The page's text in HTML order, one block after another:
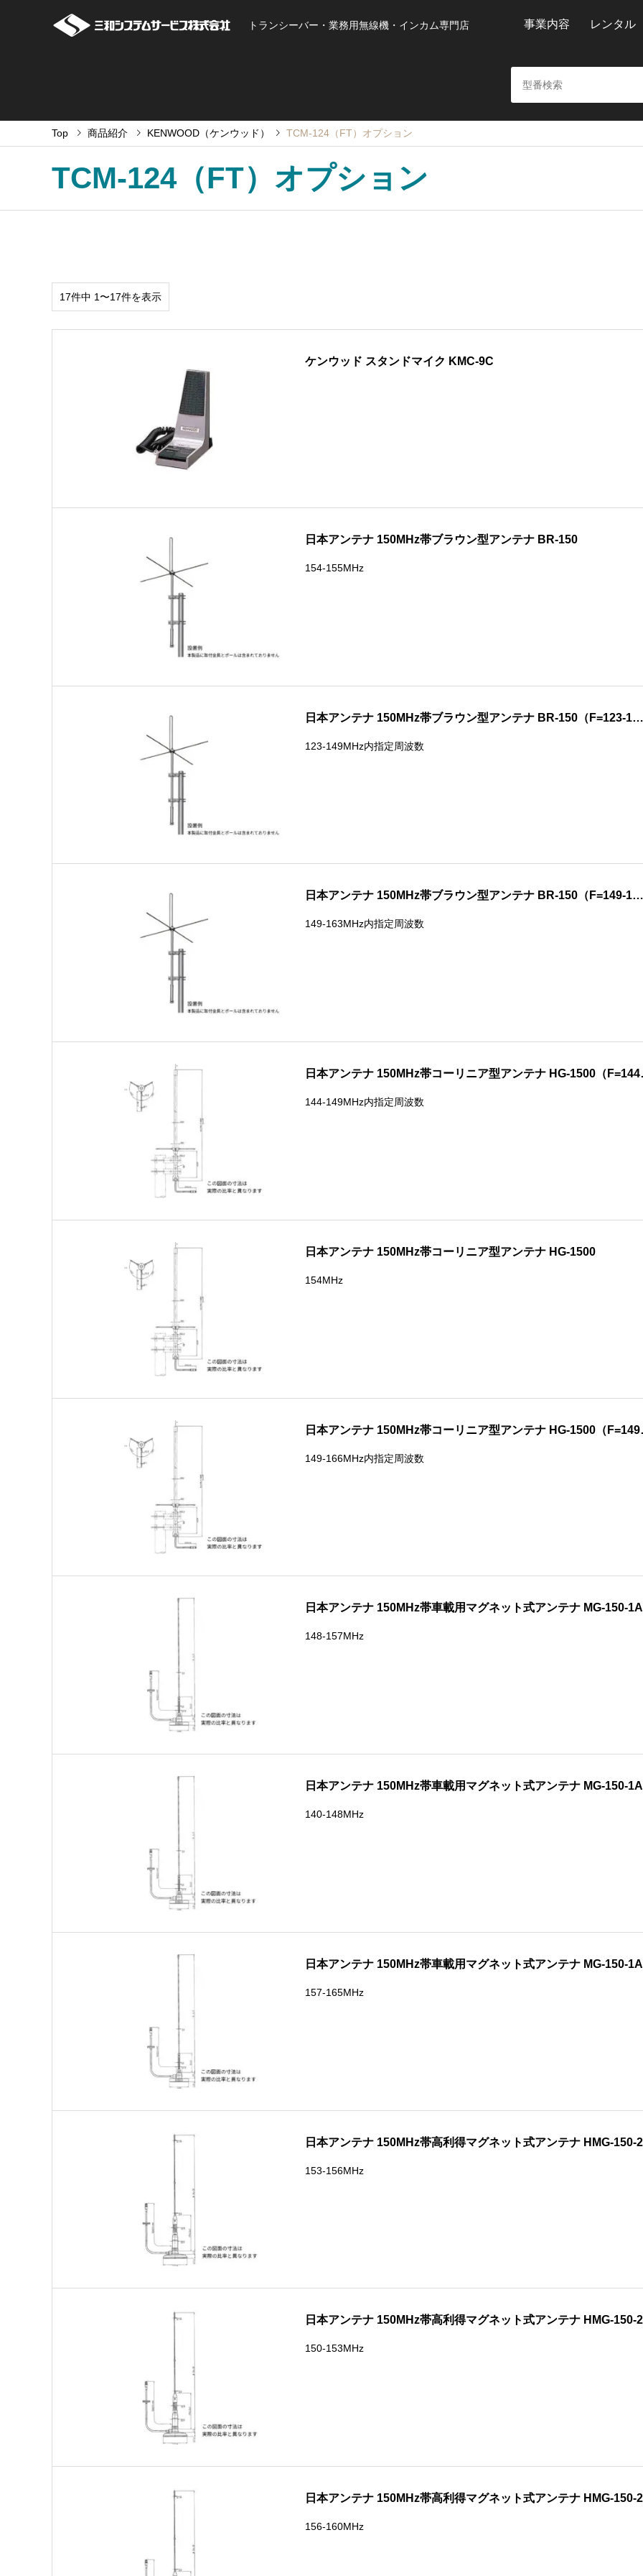
トランシーバー・業務用無線機・インカム専門店 事業内容 レンタル
Top 商品紹介 KENWOOD（ケンウッド） TCM-124（FT）オプション
TCM-124（FT）オプション
17件中 1〜17件を表示
ケンウッド スタンドマイク KMC-9C
日本アンテナ 150MHz帯ブラウン型アンテナ BR-150
154-155MHz
日本アンテナ 150MHz帯ブラウン型アンテナ BR-150（F=123-1…
123-149MHz内指定周波数
日本アンテナ 150MHz帯ブラウン型アンテナ BR-150（F=149-1…
149-163MHz内指定周波数
日本アンテナ 150MHz帯コーリニア型アンテナ HG-1500（
144-149MHz内指定周波数
日本アンテナ 150MHz帯コーリニア型アンテナ HG-1500
154MHz
日本アンテナ 150MHz帯コーリニア型アンテナ HG-1500（
149-166MHz内指定周波数
日本アンテナ 150MHz帯車載用マグネット式アンテナ MG-150-
148-157MHz
日本アンテナ 150MHz帯車載用マグネット式アンテナ MG-150-
140-148MHz
日本アンテナ 150MHz帯車載用マグネット式アンテナ MG-150-
157-165MHz
日本アンテナ 150MHz帯高利得マグネット式アンテナ HMG-
153-156MHz
日本アンテナ 150MHz帯高利得マグネット式アンテナ HMG-
150-153MHz
日本アンテナ 150MHz帯高利得マグネット式アンテナ HMG-
156-160MHz